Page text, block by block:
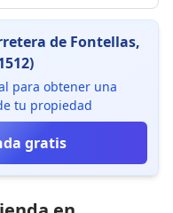
de Fontellas,
para obtener una
tu propiedad
gratis